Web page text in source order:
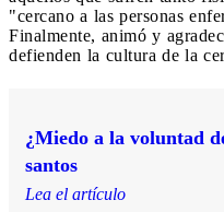
"cercano a las personas
Finalmente, animó y
defienden la cultura de la
¿Miedo a la voluntad
santos
Lea el artículo